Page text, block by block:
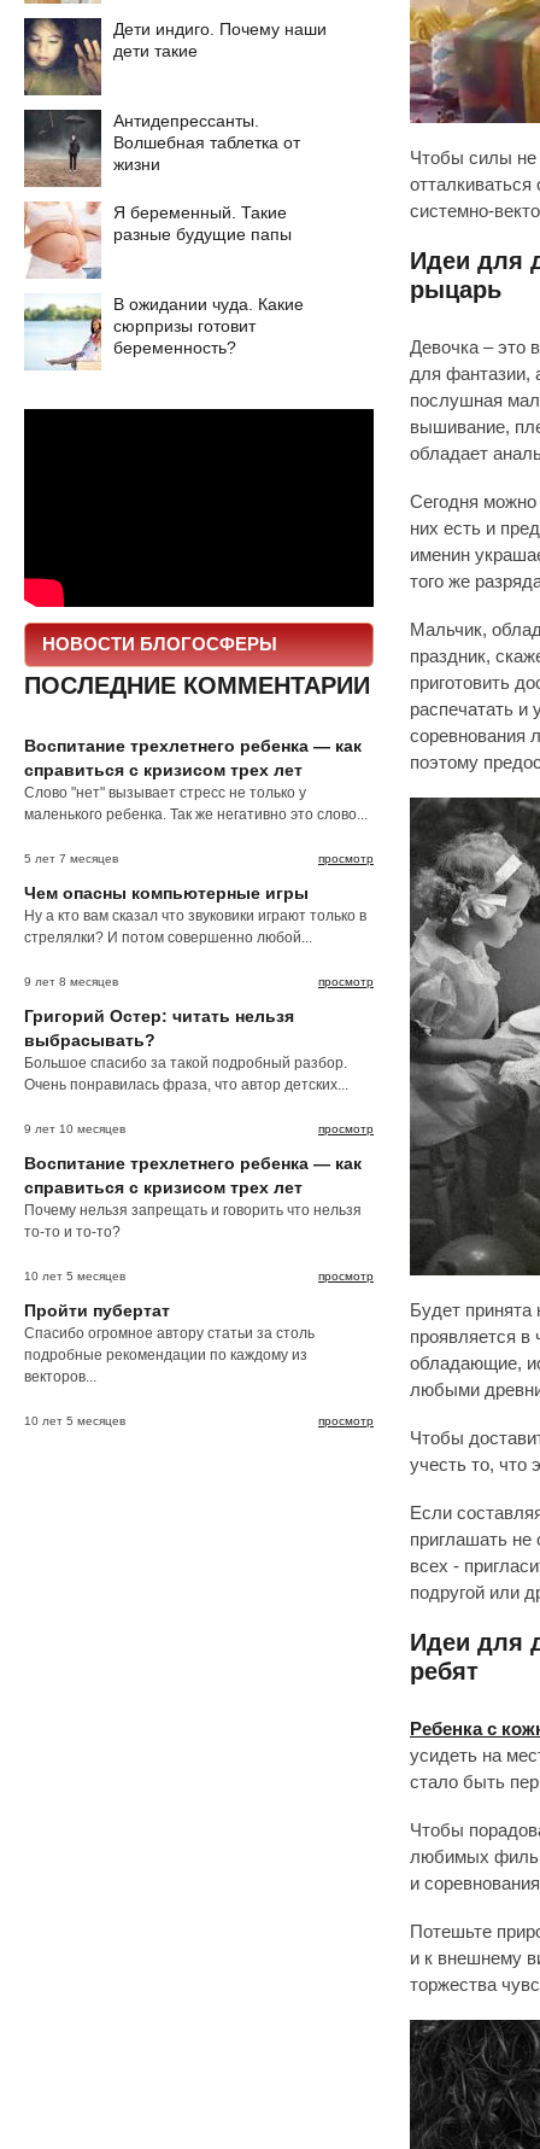
Дети индиго. Почему наши
дети такие
Антидепрессанты.
Волшебная таблетка от
жизни
Я беременный. Такие
разные будущие папы
В ожидании чуда. Какие
сюрпризы готовит
беременность?
НОВОСТИ БЛОГОСФЕРЫ
ПОСЛЕДНИЕ КОММЕНТАРИИ
Воспитание трехлетнего ребенка — как
справиться с кризисом трех лет
Слово "нет" вызывает стресс не только у
маленького ребенка. Так же негативно это слово...
просмотр
5 лет 7 месяцев
Чем опасны компьютерные игры
Ну а кто вам сказал что звуковики играют только в
стрелялки? И потом совершенно любой...
просмотр
9 лет 8 месяцев
Григорий Остер: читать нельзя
выбрасывать?
Большое спасибо за такой подробный разбор.
Очень понравилась фраза, что автор детских...
просмотр
9 лет 10 месяцев
Воспитание трехлетнего ребенка — как
справиться с кризисом трех лет
Почему нельзя запрещать и говорить что нельзя
то-то и то-то?
просмотр
10 лет 5 месяцев
Пройти пубертат
Спасибо огромное автору статьи за столь
подробные рекомендации по каждому из
векторов...
просмотр
10 лет 5 месяцев
Чтобы силы не
отталкиваться
системно-
Идеи для
рыцарь
Девочка – это
для фантазии,
послушная
вышивание,
обладает
Сегодня можно
них есть и
именин
того же
Мальчик,
праздник,
приготовить
распечатать и
соревнования
поэтому
Будет принята
проявляется
обладающие,
любыми
Чтобы
учесть то, что
Если
приглашать не
всех -
подругой или
Идеи для
ребят
Ребенка с
усидеть на
стало быть
Чтобы
любимых
и
Потешьте
и к внешнему
торжества